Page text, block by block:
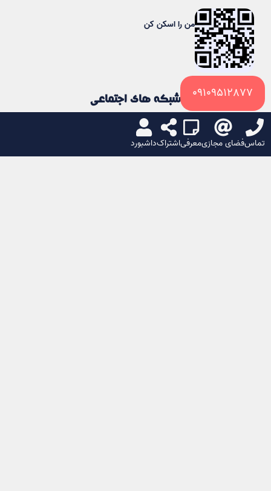
تماسفضای مجازیمعرفیاشتراکداشبورد
09109512877
من را اسکن کن
شبکه های اجتماعی
ایکس لینکدین تلگرام
واتساپ